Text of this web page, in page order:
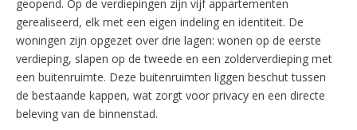
geopend. Op de verdiepingen zijn vijf appartementen
gerealiseerd, elk met een eigen indeling en identiteit. De
woningen zijn opgezet over drie lagen: wonen op de eerste
verdieping, slapen op de tweede en een zolderverdieping met
een buitenruimte. Deze buitenruimten liggen beschut tussen
de bestaande kappen, wat zorgt voor privacy en een directe
beleving van de binnenstad.